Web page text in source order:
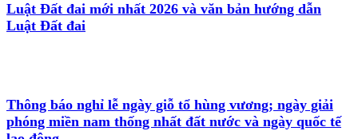
Luật Đất đai mới nhất 2026 và văn bản hướng dẫn
Luật Đất đai
Thông báo nghỉ lễ ngày giỗ tổ hùng vương; ngày giải
phóng miền nam thống nhất đất nước và ngày quốc tế